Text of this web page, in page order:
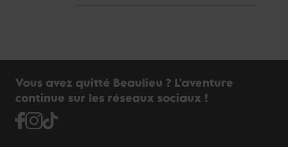
Vous avez quitté Beaulieu ? L'aventure
continue sur les réseaux sociaux !